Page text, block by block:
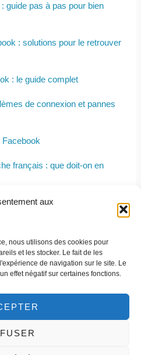
aux
nous utilisons des cookies pour
et les stocker. Le fait de les
de navigation sur le site. Le
effet négatif sur certaines fonctions.
guide pas à pas pour bien
: solutions pour le retrouver
: le guide complet
de connexion et pannes
français : que doit-on en
quand cette plateforme a
numériques selon la taille de